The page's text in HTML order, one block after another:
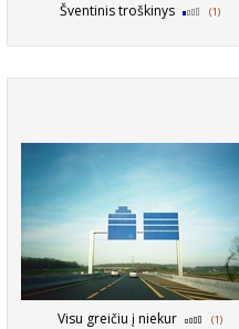
Šventinis troškinys (1)
Visu greičiu į niekur (1)